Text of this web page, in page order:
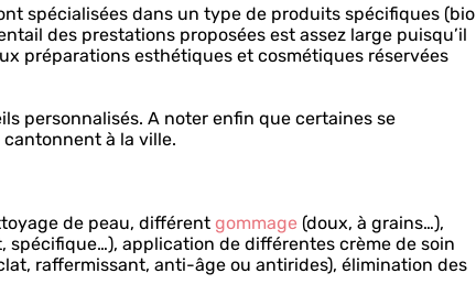
spécialisées dans un type de produits spécifiques (bio
des prestations proposées est assez large puisqu’il
préparations esthétiques et cosmétiques réservées
personnalisés. A noter enfin que certaines se
à la ville.
de peau, différent gommage (doux, à grains…),
spécifique…), application de différentes crème de soin
raffermissant, anti-âge ou antirides), élimination des